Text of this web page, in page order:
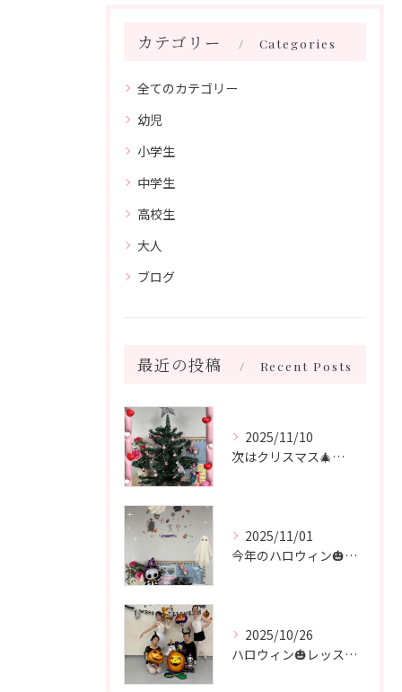
カテゴリー Categories
全てのカテゴリー
幼児
小学生
中学生
高校生
大人
ブログ
最近の投稿 Recent Posts
2025/11/10
次はクリスマス🎄🧑‍🎄🎄 飾り付けをしました♪
2025/11/01
今年のハロウィン🎃も終わり 次はクリスマス🎄
2025/10/26
ハロウィン🎃レッスン🎃 シニアクラス